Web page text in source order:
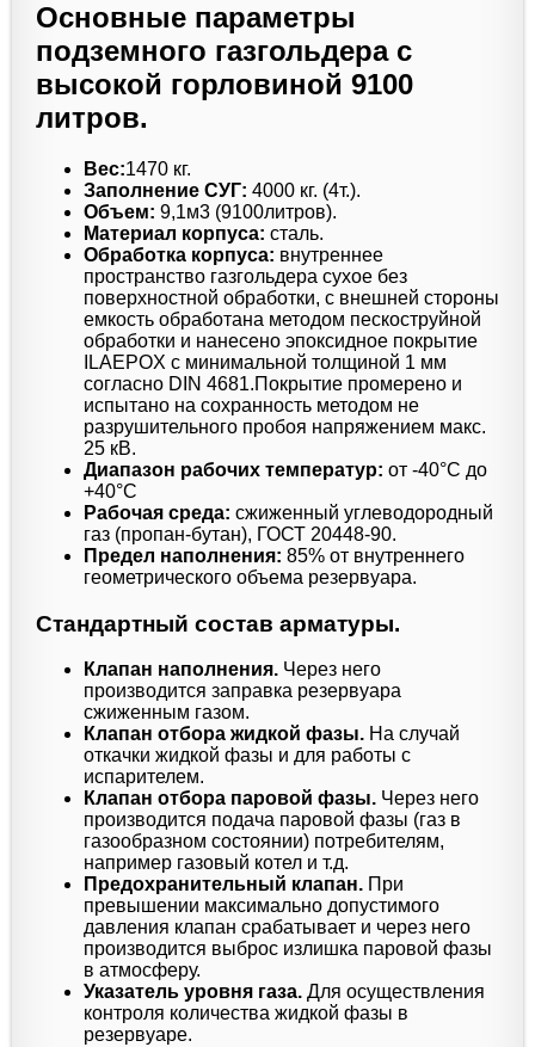
Основные параметры
подземного газгольдера с
высокой горловиной 9100
литров.
Вес:1470 кг.
Заполнение СУГ: 4000 кг. (4т.).
Объем: 9,1м3 (9100литров).
Материал корпуса: сталь.
Обработка корпуса: внутреннее
пространство газгольдера сухое без
поверхностной обработки, с внешней стороны
емкость обработана методом пескоструйной
обработки и нанесено эпоксидное покрытие
ILAEPOX с минимальной толщиной 1 мм
согласно DIN 4681.Покрытие промерено и
испытано на сохранность методом не
разрушительного пробоя напряжением макс.
25 кВ.
Диапазон рабочих температур: от -40°C до
+40°C
Рабочая среда: сжиженный углеводородный
газ (пропан-бутан), ГОСТ 20448-90.
Предел наполнения: 85% от внутреннего
геометрического объема резервуара.
Стандартный состав арматуры.
Клапан наполнения. Через него
производится заправка резервуара
сжиженным газом.
Клапан отбора жидкой фазы. На случай
откачки жидкой фазы и для работы с
испарителем.
Клапан отбора паровой фазы. Через него
производится подача паровой фазы (газ в
газообразном состоянии) потребителям,
например газовый котел и т.д.
Предохранительный клапан. При
превышении максимально допустимого
давления клапан срабатывает и через него
производится выброс излишка паровой фазы
в атмосферу.
Указатель уровня газа. Для осуществления
контроля количества жидкой фазы в
резервуаре.